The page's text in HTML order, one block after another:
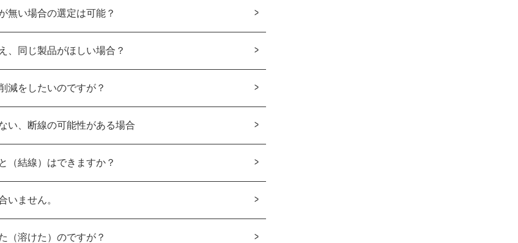
無い場合の選定は可能？
、同じ製品がほしい場合？
減をしたいのですが？
い、断線の可能性がある場合
（結線）はできますか？
いません。
（溶けた）のですが？